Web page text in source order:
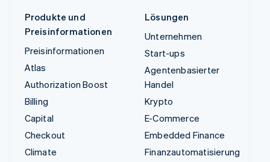
Produkte und
Preisinformationen
Preisinformationen
Atlas
Authorization Boost
Billing
Capital
Checkout
Climate
Lösungen
Unternehmen
Start-ups
Agentenbasierter
Handel
Krypto
E-Commerce
Embedded Finance
Finanzautomatisierung